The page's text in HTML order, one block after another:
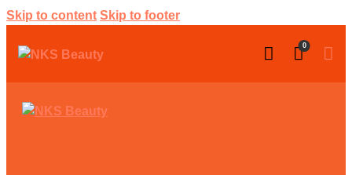
Skip to content Skip to footer
0